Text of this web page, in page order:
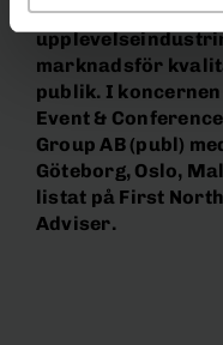
en av Nordens
marknadsför
publik. I
Event &
Group AB (publ)
Göteborg, Oslo,
listat på First
Adviser.